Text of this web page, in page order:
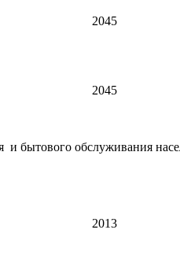
2045
2045
и бытового обслуживания
2013